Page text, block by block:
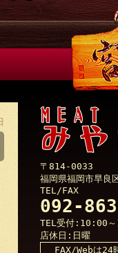
〒814-0033
福岡県福岡市早
TEL/FAX
092-
TEL受付:10:00
店休日:日曜
FAX/Webは24